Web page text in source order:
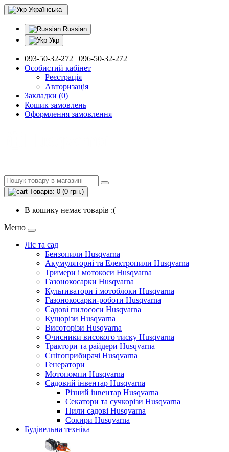
Українська
Russian
Укр
093-50-32-272 | 096-50-32-272
Особистий кабінет
Реєстрація
Авторизація
Закладки (0)
Кошик замовлень
Оформлення замовлення
Товарів: 0 (0 грн.)
В кошику немає товарів :(
Меню
Ліс та сад
Бензопили Husqvarna
Акумуляторні та Електропили Husqvarna
Тримери і мотокоси Husqvarna
Газонокосарки Husqvarna
Культиватори і мотоблоки Husqvarna
Газонокосарки-роботи Husqvarna
Садові пилососи Husqvarna
Кущорізи Husqvarna
Висоторізи Husqvarna
Очисники високого тиску Husqvarna
Трактори та райдери Husqvarna
Снігоприбирачі Husqvarna
Генератори
Мотопомпи Husqvarna
Садовий інвентар Husqvarna
Різний інвентар Husqvarna
Секатори та сучкорізи Husqvarna
Пили садові Husqvarna
Сокири Husqvarna
Будівельна техніка